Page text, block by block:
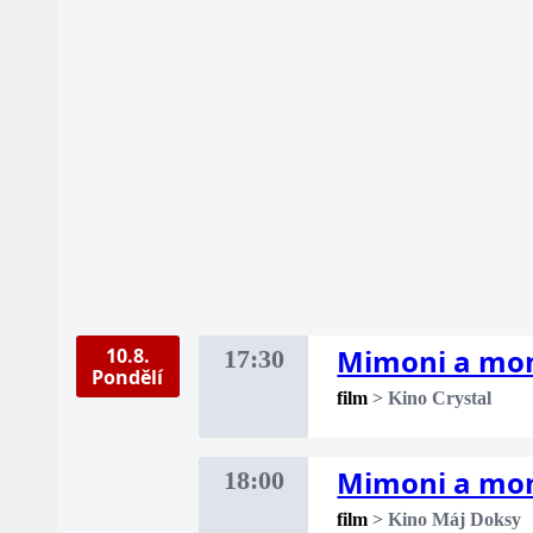
10.8.
Pondělí
17:30 Mimoni a
film >Kino Crystal
18:00 Mimoni a
film >Kino Máj Doksy